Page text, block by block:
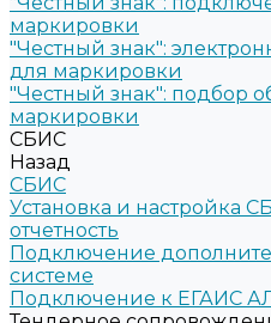
маркировки
"Честный знак":
для маркировки
"Честный знак": подбор
маркировки
СБИС
Назад
СБИС
Установка и настройка
отчетность
Подключение
системе
Подключение к ЕГАИС